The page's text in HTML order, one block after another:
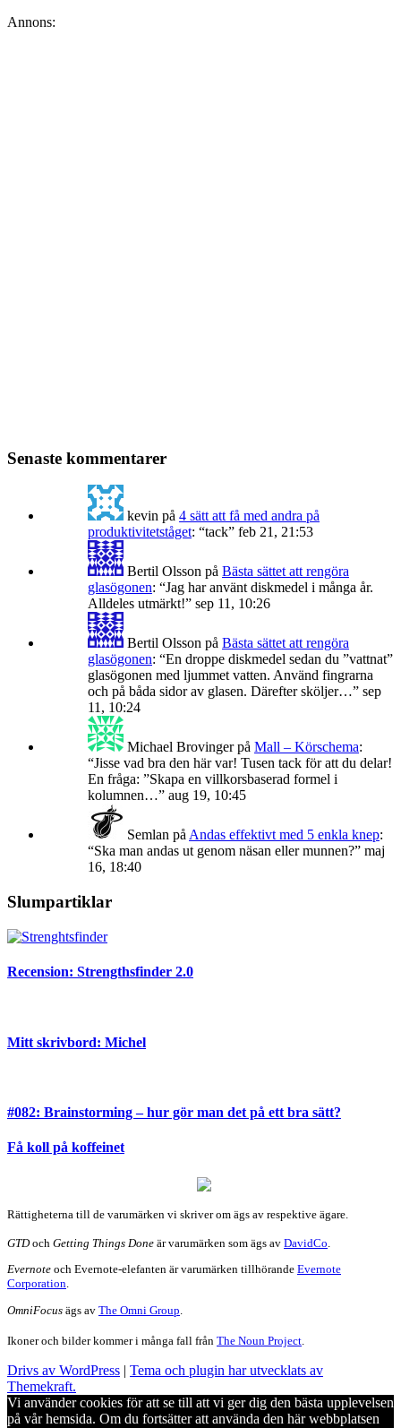
Annons:
Senaste kommentarer
kevin på 4 sätt att få med andra på
produktivitetståget: “tack” feb 21, 21:53
Bertil Olsson på Bästa sättet att rengöra
glasögonen: “Jag har använt diskmedel i många år.
Alldeles utmärkt!” sep 11, 10:26
Bertil Olsson på Bästa sättet att rengöra
glasögonen: “En droppe diskmedel sedan du ”vattnat”
glasögonen med ljummet vatten. Använd fingrarna
och på båda sidor av glasen. Därefter sköljer…” sep
11, 10:24
Michael Brovingerpå Mall – Körschema:
“Jisse vad bra den här var! Tusen tack för att du delar!
En fråga: ”Skapa en villkorsbaserad formel i
kolumnen…” aug 19, 10:45
Semlan på Andas effektivt med 5 enkla knep:
“Ska man andas ut genom näsan eller munnen?” maj
16, 18:40
Slumpartiklar
Recension: Strengthsfinder 2.0
Mitt skrivbord: Michel
#082: Brainstorming – hur gör man det på ett bra sätt?
Få koll på koffeinet
Rättigheterna till de varumärken vi skriver om ägs av respektive ägare.
GTDoch Getting Things Done är varumärken som ägs av DavidCo
Evernote och Evernote-elefanten är varumärken tillhörande Evernote
Corporation.
OmniFocus ägs av The Omni Group
Ikoner och bilder kommer i många fall från The Noun Project
Drivs av WordPress | Tema och plugin har utvecklats av
Themekraft.
Vi använder cookies för att se till att vi ger dig den bästa upplevelsen
på vår hemsida. Om du fortsätter att använda den här webbplatsen